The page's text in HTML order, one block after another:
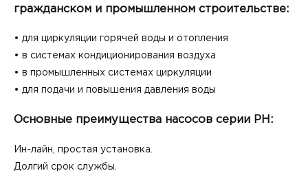
гражданском и промышленном строительстве:
• для циркуляции горячей воды и отопления
• в системах кондиционирования воздуха
• в промышленных системах циркуляции
• для подачи и повышения давления воды
Основные преимущества насосов серии PH:
Ин-лайн, простая установка.
Долгий срок службы.